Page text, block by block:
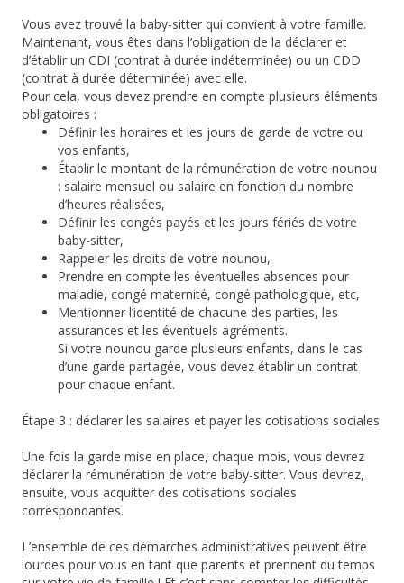
Vous avez trouvé la baby-sitter qui convient à votre famille.
Maintenant, vous êtes dans l’obligation de la déclarer et
d’établir un CDI (contrat à durée indéterminée) ou un CDD
(contrat à durée déterminée) avec elle.
Pour cela, vous devez prendre en compte plusieurs éléments
obligatoires :
Définir les horaires et les jours de garde de votre ou
vos enfants,
Établir le montant de la rémunération de votre nounou
: salaire mensuel ou salaire en fonction du nombre
d’heures réalisées,
Définir les congés payés et les jours fériés de votre
baby-sitter,
Rappeler les droits de votre nounou,
Prendre en compte les éventuelles absences pour
maladie, congé maternité, congé pathologique, etc,
Mentionner l’identité de chacune des parties, les
assurances et les éventuels agréments.
Si votre nounou garde plusieurs enfants, dans le cas
d’une garde partagée, vous devez établir un contrat
pour chaque enfant.
Étape 3 : déclarer les salaires et payer les cotisations sociales
Une fois la garde mise en place, chaque mois, vous devrez
déclarer la rémunération de votre baby-sitter. Vous devrez,
ensuite, vous acquitter des cotisations sociales
correspondantes.
L’ensemble de ces démarches administratives peuvent être
lourdes pour vous en tant que parents et prennent du temps